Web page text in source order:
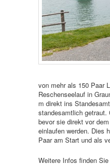
von mehr als 150 Paar
Reschenseelauf in
m direkt ins
standesamtlich getraut.
bevor sie direkt vor
einlaufen werden. Dies
Paar am Start und als
Weitere Infos finden